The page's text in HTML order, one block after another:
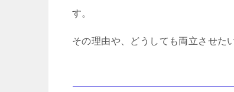
す。
その理由や、どうしても両立させた